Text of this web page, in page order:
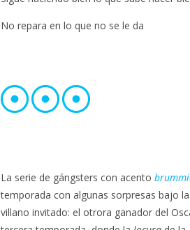
No repara en lo que no se le da
La serie de gángsters con acento
temporada con algunas sorpresas bajo
villano invitado: el otrora ganador del